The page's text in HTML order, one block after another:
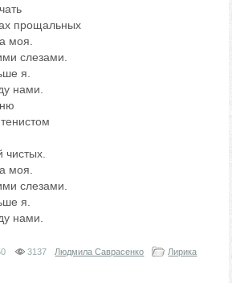
прощальных
моя.
слезами.
я.
нами.
чистых.
моя.
слезами.
я.
нами.
3137 Людмила Саврасенко Лирика